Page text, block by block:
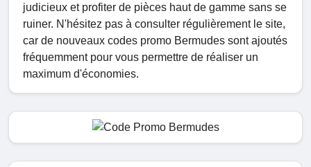
judicieux et profiter de pièces haut de gamme sans se
ruiner. N'hésitez pas à consulter régulièrement le site,
car de nouveaux codes promo Bermudes sont ajoutés
fréquemment pour vous permettre de réaliser un
maximum d'économies.